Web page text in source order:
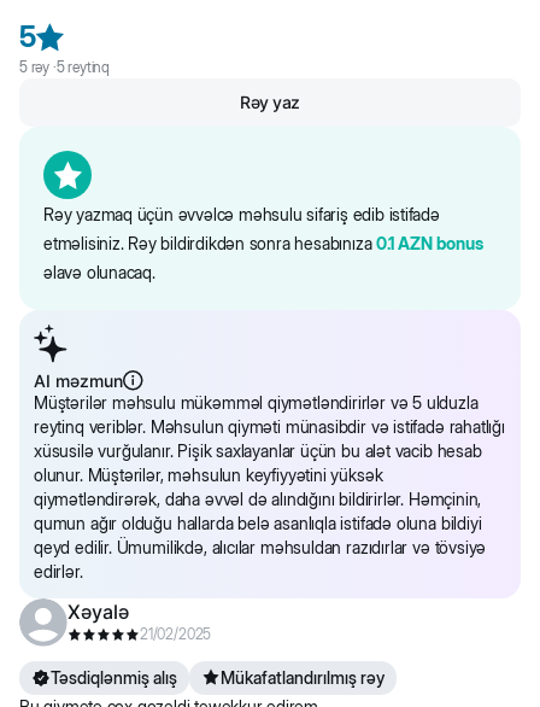
5
5rəy ·5reytinq
Rəy yazmaq üçün əvvəlcə məhsulu sifariş edib istifadə
etməlisiniz. Rəy bildirdikdən sonra hesabınıza0.1 AZN bonus
əlavə olunacaq.
Rəy yaz
AI məzmun
Müştərilər məhsulu mükəmməl qiymətləndirirlər və 5 ulduzla
reytinq veriblər. Məhsulun qiyməti münasibdir və istifadə rahatlığı
xüsusilə vurğulanır. Pişik saxlayanlar üçün bu alət vacib hesab
olunur. Müştərilər, məhsulun keyfiyyətini yüksək
qiymətləndirərək, daha əvvəl də alındığını bildirirlər. Həmçinin,
qumun ağır olduğu hallarda belə asanlıqla istifadə oluna bildiyi
qeyd edilir. Ümumilikdə, alıcılar məhsuldan razıdırlar və tövsiyə
edirlər.
Xəyalə
21/02/2025
Təsdiqlənmiş alış
Mükafatlandırılmış rəy